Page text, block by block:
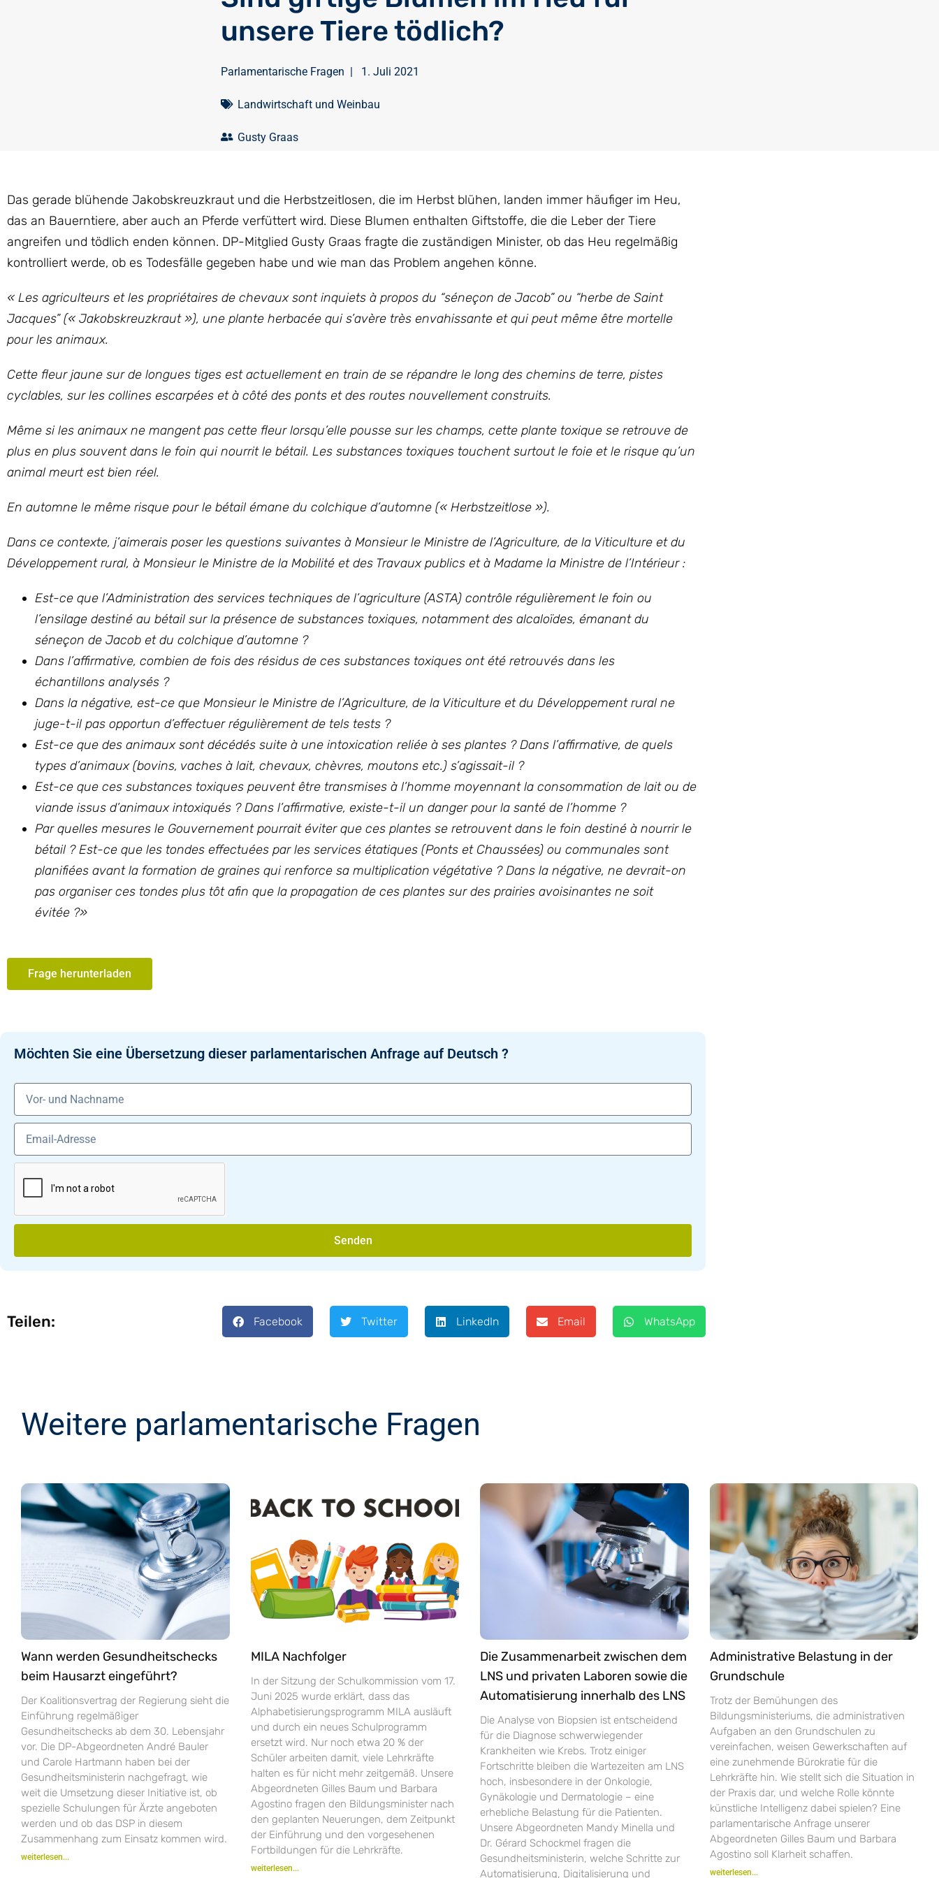
unsere Tiere tödlich?
Parlamentarische Fragen | 1. Juli 2021
Landwirtschaft und Weinbau
Gusty Graas
Das gerade blühende Jakobskreuzkraut und die Herbstzeitlosen, die im Herbst blühen, landen immer häufiger im Heu,
das an Bauerntiere, aber auch an Pferde verfüttert wird. Diese Blumen enthalten Giftstoffe, die die Leber der Tiere
angreifen und tödlich enden können. DP-Mitglied Gusty Graas fragte die zuständigen Minister, ob das Heu regelmäßig
kontrolliert werde, ob es Todesfälle gegeben habe und wie man das Problem angehen könne.
« Les agriculteurs et les propriétaires de chevaux sont inquiets à propos du “séneçon de Jacob” ou “herbe de Saint
Jacques” (« Jakobskreuzkraut »), une plante herbacée qui s’avère très envahissante et qui peut même être mortelle
pour les animaux.
Cette fleur jaune sur de longues tiges est actuellement en train de se répandre le long des chemins de terre, pistes
cyclables, sur les collines escarpées et à côté des ponts et des routes nouvellement construits.
Même si les animaux ne mangent pas cette fleur lorsqu’elle pousse sur les champs, cette plante toxique se retrouve de
plus en plus souvent dans le foin qui nourrit le bétail. Les substances toxiques touchent surtout le foie et le risque qu’un
animal meurt est bien réel.
En automne le même risque pour le bétail émane du colchique d’automne (« Herbstzeitlose »).
Dans ce contexte, j’aimerais poser les questions suivantes à Monsieur le Ministre de l’Agriculture, de la Viticulture et du
Développement rural, à Monsieur le Ministre de la Mobilité et des Travaux publics et à Madame la Ministre de l’Intérieur :
Est-ce que l’Administration des services techniques de l’agriculture (ASTA) contrôle régulièrement le foin ou
l’ensilage destiné au bétail sur la présence de substances toxiques, notamment des alcaloïdes, émanant du
séneçon de Jacob et du colchique d’automne ?
Dans l’affirmative, combien de fois des résidus de ces substances toxiques ont été retrouvés dans les
échantillons analysés ?
Dans la négative, est-ce que Monsieur le Ministre de l’Agriculture, de la Viticulture et du Développement rural ne
juge-t-il pas opportun d’effectuer régulièrement de tels tests ?
Est-ce que des animaux sont décédés suite à une intoxication reliée à ses plantes ? Dans l’affirmative, de quels
types d’animaux (bovins, vaches à lait, chevaux, chèvres, moutons etc.) s’agissait-il ?
Est-ce que ces substances toxiques peuvent être transmises à l’homme moyennant la consommation de lait ou de
viande issus d’animaux intoxiqués ? Dans l’affirmative, existe-t-il un danger pour la santé de l’homme ?
Par quelles mesures le Gouvernement pourrait éviter que ces plantes se retrouvent dans le foin destiné à nourrir le
bétail ? Est-ce que les tondes effectuées par les services étatiques (Ponts et Chaussées) ou communales sont
planifiées avant la formation de graines qui renforce sa multiplication végétative ? Dans la négative, ne devrait-on
pas organiser ces tondes plus tôt afin que la propagation de ces plantes sur des prairies avoisinantes ne soit
évitée ?»
Frage herunterladen
Möchten Sie eine Übersetzung dieser parlamentarischen Anfrage auf Deutsch ?
Senden
Teilen: Facebook Twitter LinkedIn Email WhatsApp
Weitere parlamentarische Fragen
Wann werden Gesundheitschecks
beim Hausarzt eingeführt?
Der Koalitionsvertrag der Regierung sieht die
Einführung regelmäßiger
Gesundheitschecks ab dem 30. Lebensjahr
vor. Die DP-Abgeordneten André Bauler
und Carole Hartmann haben bei der
Gesundheitsministerin nachgefragt, wie
weit die Umsetzung dieser Initiative ist, ob
spezielle Schulungen für Ärzte angeboten
werden und ob das DSP in diesem
Zusammenhang zum Einsatz kommen wird.
weiterlesen...
MILA Nachfolger
In der Sitzung der Schulkommission vom 17.
Juni 2025 wurde erklärt, dass das
Alphabetisierungsprogramm MILA ausläuft
und durch ein neues Schulprogramm
ersetzt wird. Nur noch etwa 20 % der
Schüler arbeiten damit, viele Lehrkräfte
halten es für nicht mehr zeitgemäß. Unsere
Abgeordneten Gilles Baum und Barbara
Agostino fragen den Bildungsminister nach
den geplanten Neuerungen, dem Zeitpunkt
der Einführung und den vorgesehenen
Fortbildungen für die Lehrkräfte.
weiterlesen...
Die Zusammenarbeit zwischen dem
LNS und privaten Laboren sowie die
Automatisierung innerhalb des LNS
Die Analyse von Biopsien ist entscheidend
für die Diagnose schwerwiegender
Krankheiten wie Krebs. Trotz einiger
Fortschritte bleiben die Wartezeiten am LNS
hoch, insbesondere in der Onkologie,
Gynäkologie und Dermatologie – eine
erhebliche Belastung für die Patienten.
Unsere Abgeordneten Mandy Minella und
Dr. Gérard Schockmel fragen die
Gesundheitsministerin, welche Schritte zur
Automatisierung, Digitalisierung und
Administrative Belastung in der
Grundschule
Trotz der Bemühungen des
Bildungsministeriums, die administrativen
Aufgaben an den Grundschulen zu
vereinfachen, weisen Gewerkschaften auf
eine zunehmende Bürokratie für die
Lehrkräfte hin. Wie stellt sich die Situation in
der Praxis dar, und welche Rolle könnte
künstliche Intelligenz dabei spielen? Eine
parlamentarische Anfrage unserer
Abgeordneten Gilles Baum und Barbara
Agostino soll Klarheit schaffen.
weiterlesen...